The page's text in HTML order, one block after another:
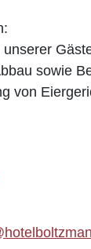
unserer
sowie
von